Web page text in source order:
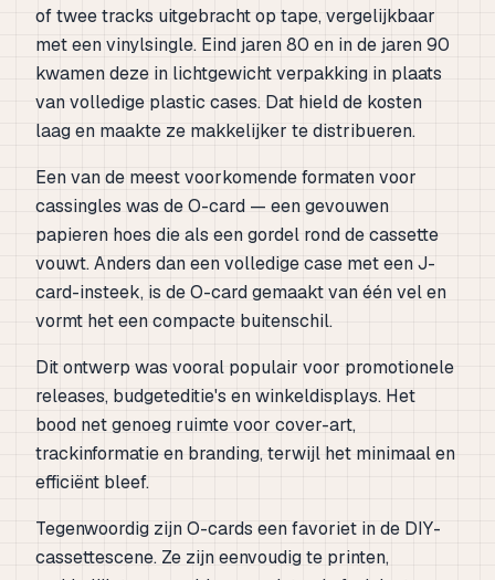
of twee tracks uitgebracht op tape, vergelijkbaar
met een vinylsingle. Eind jaren 80 en in de jaren 90
kwamen deze in lichtgewicht verpakking in plaats
van volledige plastic cases. Dat hield de kosten
laag en maakte ze makkelijker te distribueren.
Een van de meest voorkomende formaten voor
cassingles was de O-card — een gevouwen
papieren hoes die als een gordel rond de cassette
vouwt. Anders dan een volledige case met een J-
card-insteek, is de O-card gemaakt van één vel en
vormt het een compacte buitenschil.
Dit ontwerp was vooral populair voor promotionele
releases, budgeteditie's en winkeldisplays. Het
bood net genoeg ruimte voor cover-art,
trackinformatie en branding, terwijl het minimaal en
efficiënt bleef.
Tegenwoordig zijn O-cards een favoriet in de DIY-
cassettescene. Ze zijn eenvoudig te printen,